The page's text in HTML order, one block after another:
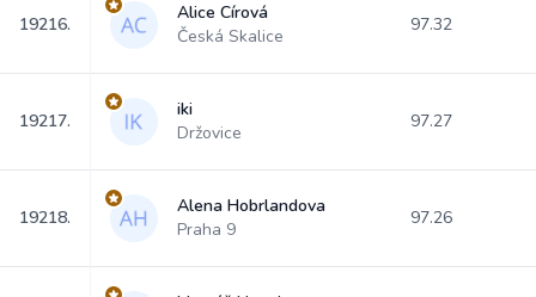
19216.
Alice Círová
Česká Skalice
97.32
19217.
iki
Držovice
97.27
19218.
Alena Hobrlandova
Praha 9
97.26